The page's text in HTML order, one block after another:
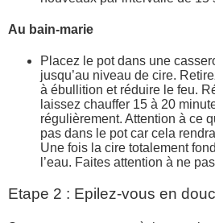
Au bain-marie
Placez le pot dans une
jusqu’au niveau de cire.
à ébullition et réduire le feu.
laissez chauffer 15 à 20
régulièrement. Attention à ce
pas dans le pot car cela
Une fois la cire totalement
l’eau. Faites attention à ne
Etape 2 : Epilez-vous en